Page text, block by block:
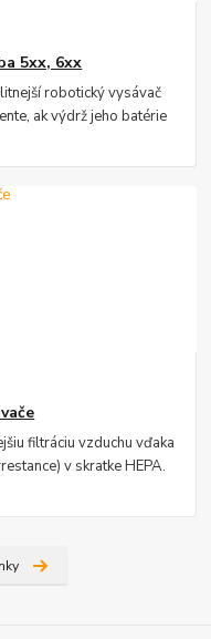
5xx, 6xx
robotický vysávač
ak výdrž jeho batérie
filtráciu vzduchu vďaka
v skratke HEPA.